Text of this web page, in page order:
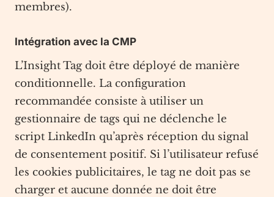
membres).
Intégration avec la CMP
L’Insight Tag doit être déployé de manière
conditionnelle. La configuration
recommandée consiste à utiliser un
gestionnaire de tags qui ne déclenche le
script LinkedIn qu’après réception du signal
de consentement positif. Si l’utilisateur refusé
les cookies publicitaires, le tag ne doit pas se
charger et aucune donnée ne doit être